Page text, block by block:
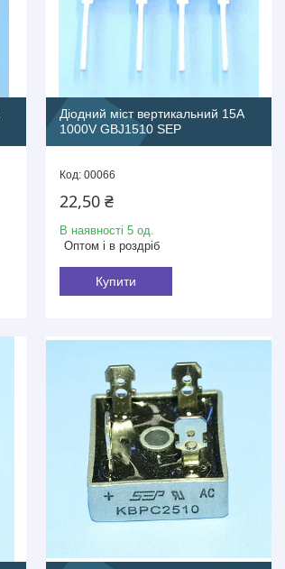
Діодний міст вертикальний 15A
1000V GBJ1510 SEP
00066
22,50 ₴
В наявності 5 од.
Оптом і в роздріб
Купити